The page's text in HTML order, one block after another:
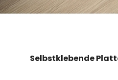
Selbstklebende